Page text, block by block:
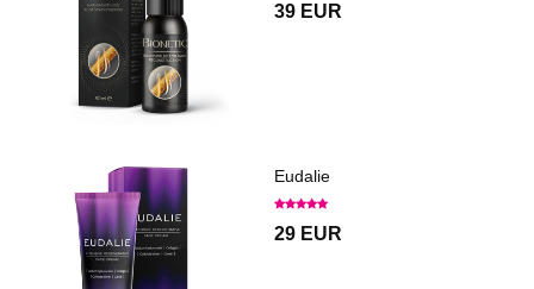
39 EUR
Eudalie
29 EUR